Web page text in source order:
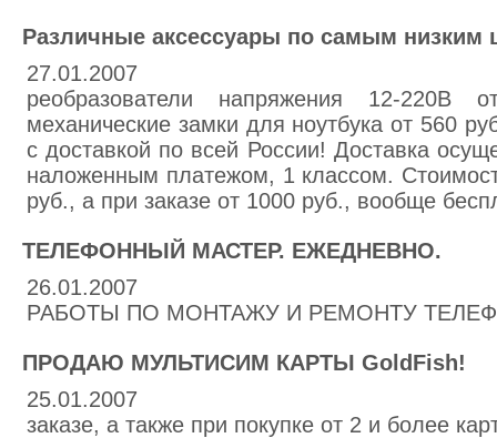
Различные аксессуары по самым низким
27.01.2007
реобразователи напряжения 12-220В
механические замки для ноутбука от 560
с доставкой по всей России! Доставка
наложенным платежом, 1 классом.
руб., а при заказе от 1000 руб., вообще
ТЕЛЕФОННЫЙ МАСТЕР. ЕЖЕДНЕВНО.
26.01.2007
РАБОТЫ ПО МОНТАЖУ И РЕМОНТУ
ПРОДАЮ МУЛЬТИСИМ КАРТЫ GoldFish!
25.01.2007
заказе, а также при покупке от 2 и более